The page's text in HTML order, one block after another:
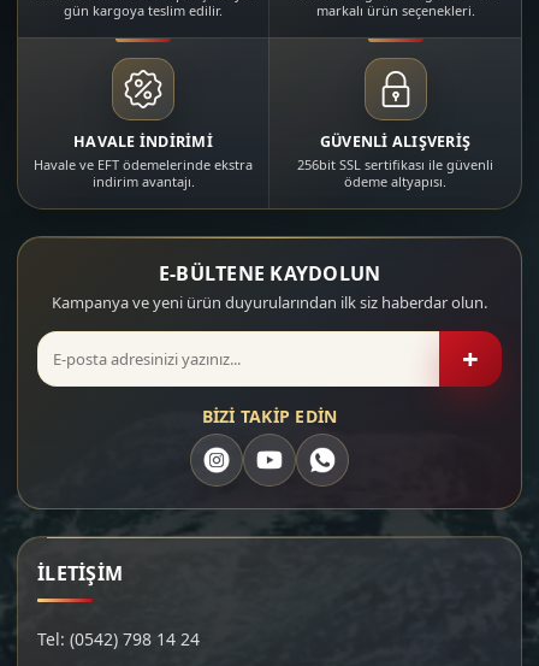
gün kargoya teslim edilir.
markalı ürün seçenekleri.
HAVALE İNDİRİMİ
Havale ve EFT ödemelerinde ekstra
indirim avantajı.
GÜVENLİ ALIŞVERİŞ
256bit SSL sertifikası ile güvenli
ödeme altyapısı.
E-BÜLTENE KAYDOLUN
Kampanya ve yeni ürün duyurularından ilk siz haberdar olun.
+
BİZİ TAKİP EDİN
İLETİŞİM
Tel: (0542) 798 14 24